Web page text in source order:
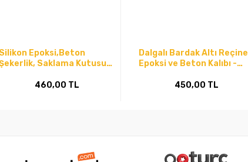
Silikon Epoksi,Beton
Saklama Kutusu
460,00 TL
Dalgalı Bardak Altı Reçine
Epoksi ve Beton Kalıbı -
450,00 TL